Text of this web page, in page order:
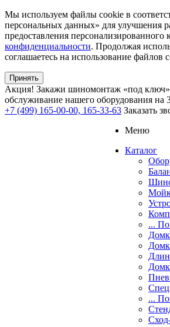
Мы используем файлы cookie в
персональных данных» для улучшения
предоставления персонализированного
конфиденциальности. Продолжая
соглашаетесь на использование файлов
Принять
Акция! Закажи шиномонтаж «под
обслуживание нашего оборудования на
+7 (499) 165-00-00, 165-33-63 Заказать
Меню
Каталог
...
...